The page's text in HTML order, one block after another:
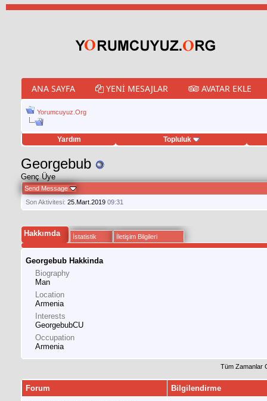
ANA SAYFA YENI MESAJLAR AVATAR EKLE
Yorumcuyuz.Org
Yardım Topluluk
hilesiGeorgebub
Genç Üye
Send Message
Son Aktivitesi: 25.Mart.2019 09:31
Hakkımda İstatistik İletişim Bilgileri
Georgebub Hakkinda
Biography
Man
Location
Armenia
Interests
GeorgebubCU
Occupation
Armenia
Tüm Zamanlar
Forum Bilgilendirme